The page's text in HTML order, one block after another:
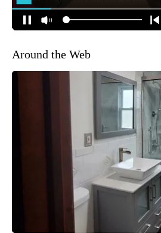
Around the Web